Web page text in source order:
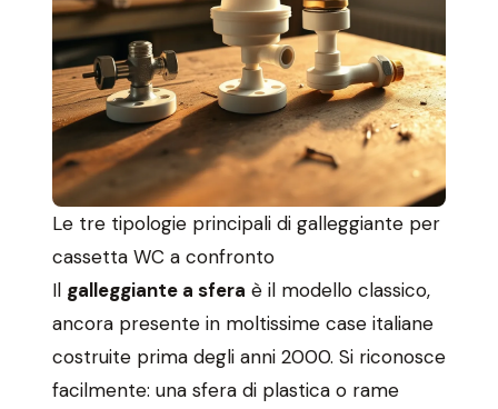
Le tre tipologie principali di galleggiante per
cassetta WC a confronto
Il galleggiante a sfera è il modello classico,
ancora presente in moltissime case italiane
costruite prima degli anni 2000. Si riconosce
facilmente: una sfera di plastica o rame